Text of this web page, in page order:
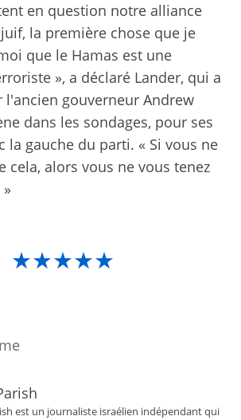
en question notre alliance
la première chose que je
que le Hamas est une
», a déclaré Lander, qui a
l'ancien gouverneur Andrew
dans les sondages, pour ses
la gauche du parti. « Si vous ne
cela, alors vous ne vous tenez
★★★★★
est un journaliste israélien indépendant qui